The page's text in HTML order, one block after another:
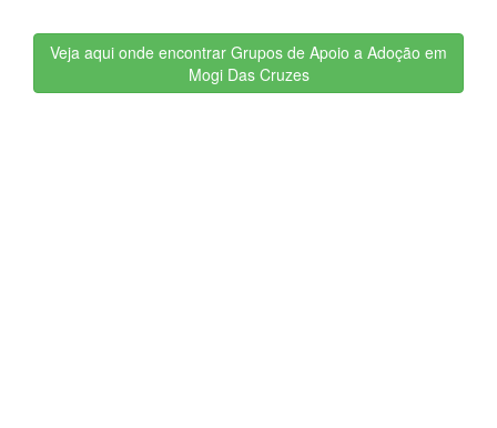
Veja aqui onde encontrar Grupos de Apoio a Adoção em
Mogi Das Cruzes